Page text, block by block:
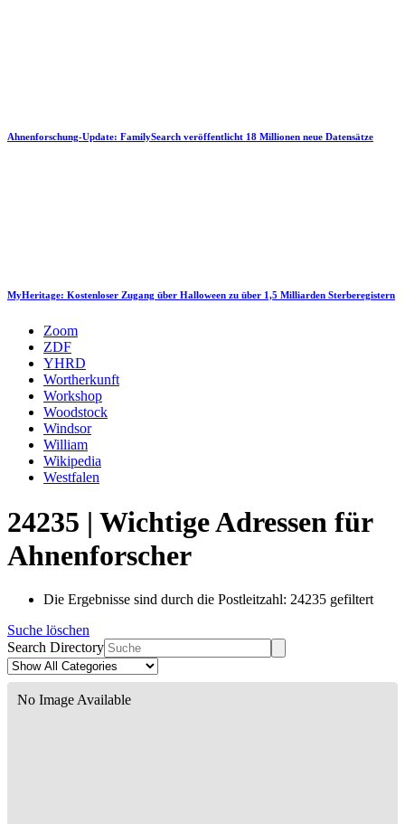
Ahnenforschung-Update: FamilySearch veröffentlicht 18 Millionen neue Datensätze
MyHeritage: Kostenloser Zugang über Halloween zu über 1,5 Milliarden Sterberegistern
Zoom
ZDF
YHRD
Wortherkunft
Workshop
Woodstock
Windsor
William
Wikipedia
Westfalen
24235 | Wichtige Adressen für
Ahnenforscher
Die Ergebnisse sind durch die Postleitzahl: 24235 gefiltert
Suche löschen
Search Directory
No Image Available